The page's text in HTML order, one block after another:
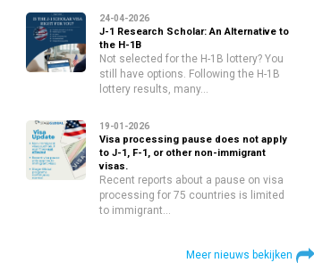
24-04-2026
J-1 Research Scholar: An Alternative to
the H-1B
Not selected for the H-1B lottery? You
still have options. Following the H-1B
lottery results, many…
19-01-2026
Visa processing pause does not apply
to J-1, F-1, or other non-immigrant
visas.
Recent reports about a pause on visa
processing for 75 countries is limited
to immigrant…
Meer nieuws bekijken